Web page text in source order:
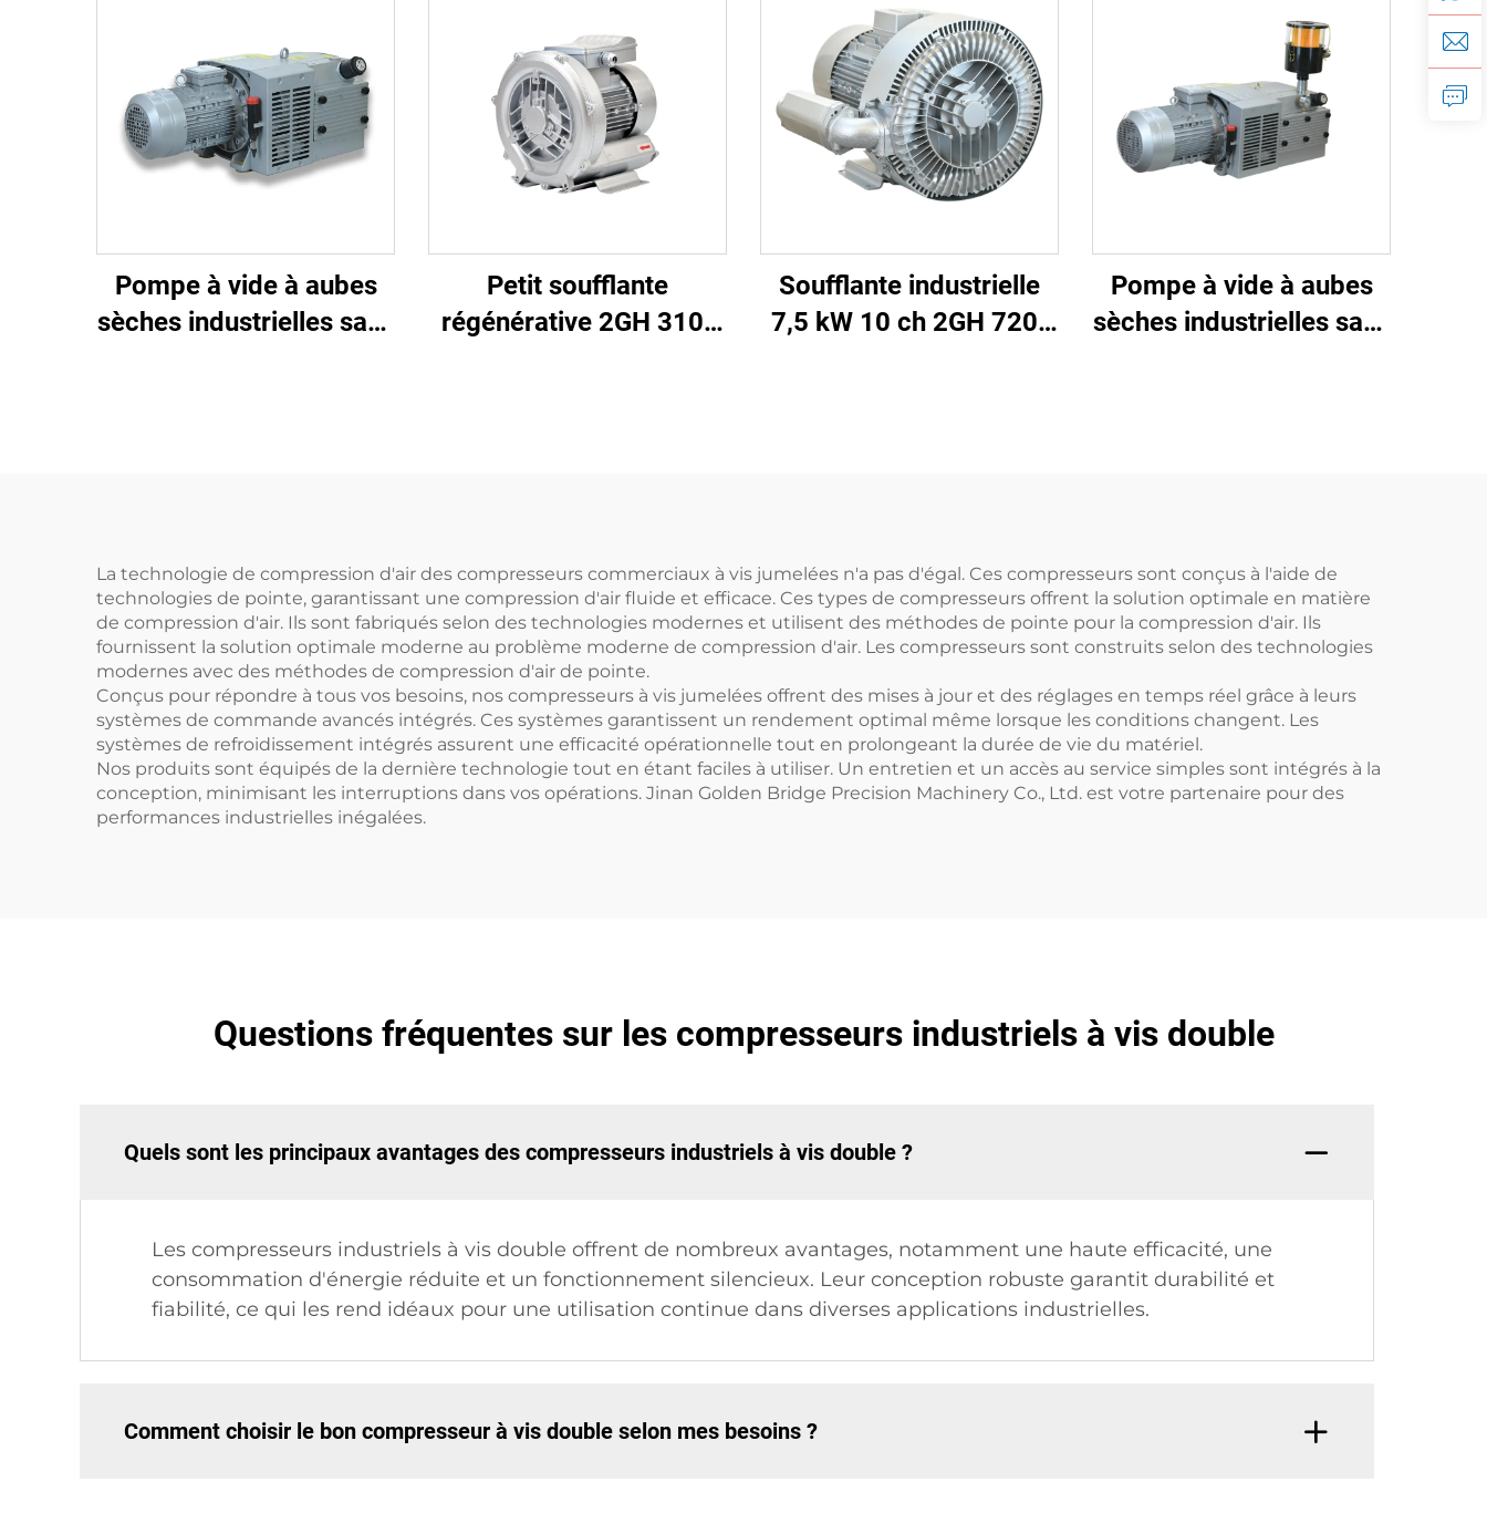
Pompe à vide à aubes
sèches industrielles sans
Petit soufflante
régénérative 2GH 310-
Soufflante industrielle
7,5 kW 10 ch 2GH 720-
Pompe à vide à aubes
sèches industrielles sans
La technologie de compression d'air des compresseurs commerciaux à vis jumelées n'a pas d'égal. Ces compresseurs sont conçus à l'aide de
technologies de pointe, garantissant une compression d'air fluide et efficace. Ces types de compresseurs offrent la solution optimale en matière
de compression d'air. Ils sont fabriqués selon des technologies modernes et utilisent des méthodes de pointe pour la compression d'air. Ils
fournissent la solution optimale moderne au problème moderne de compression d'air. Les compresseurs sont construits selon des technologies
modernes avec des méthodes de compression d'air de pointe.
Conçus pour répondre à tous vos besoins, nos compresseurs à vis jumelées offrent des mises à jour et des réglages en temps réel grâce à leurs
systèmes de commande avancés intégrés. Ces systèmes garantissent un rendement optimal même lorsque les conditions changent. Les
systèmes de refroidissement intégrés assurent une efficacité opérationnelle tout en prolongeant la durée de vie du matériel.
Nos produits sont équipés de la dernière technologie tout en étant faciles à utiliser. Un entretien et un accès au service simples sont intégrés à la
conception, minimisant les interruptions dans vos opérations. Jinan Golden Bridge Precision Machinery Co., Ltd. est votre partenaire pour des
performances industrielles inégalées.
Questions fréquentes sur les compresseurs industriels à vis double
Quels sont les principaux avantages des compresseurs industriels à vis double ?
Les compresseurs industriels à vis double offrent de nombreux avantages, notamment une haute efficacité, une
consommation d'énergie réduite et un fonctionnement silencieux. Leur conception robuste garantit durabilité et
fiabilité, ce qui les rend idéaux pour une utilisation continue dans diverses applications industrielles.
Comment choisir le bon compresseur à vis double selon mes besoins ?